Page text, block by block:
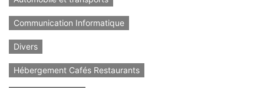
Communication Informatique
Divers
Hébergement Cafés Restaurants